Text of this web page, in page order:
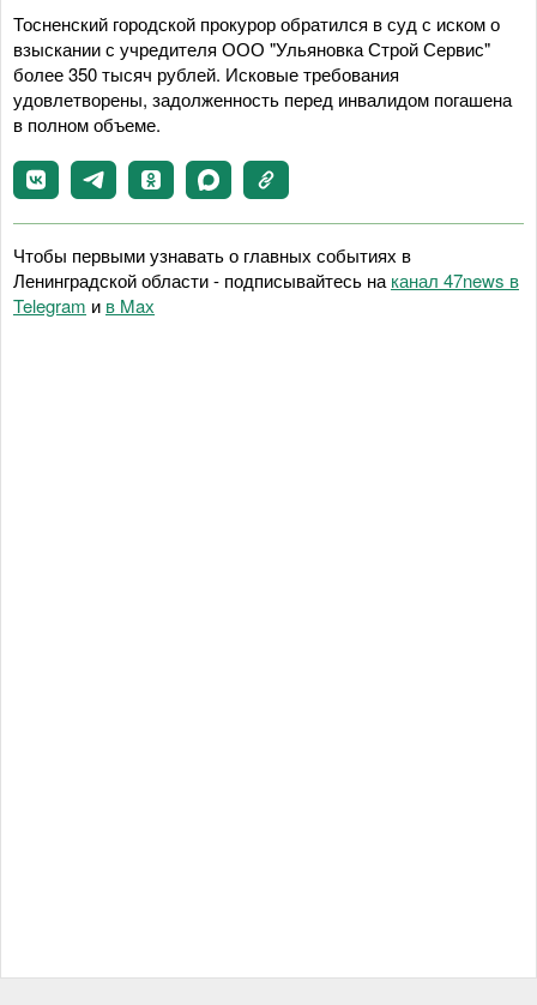
Тосненский городской прокурор обратился в суд с иском о
взыскании с учредителя ООО "Ульяновка Строй Сервис"
более 350 тысяч рублей. Исковые требования
удовлетворены, задолженность перед инвалидом погашена
в полном объеме.
Чтобы первыми узнавать о главных событиях в
Ленинградской области - подписывайтесь на канал 47news в
Telegram и в Maх